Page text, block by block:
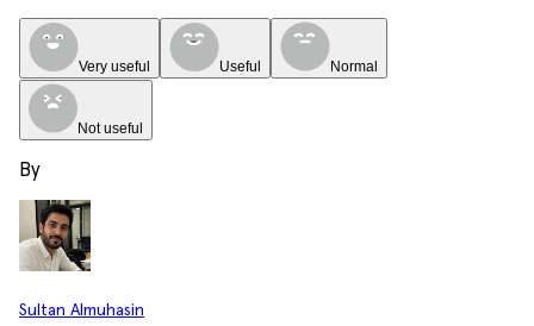
Very useful Useful Normal
Not useful
By
Sultan Almuhasin